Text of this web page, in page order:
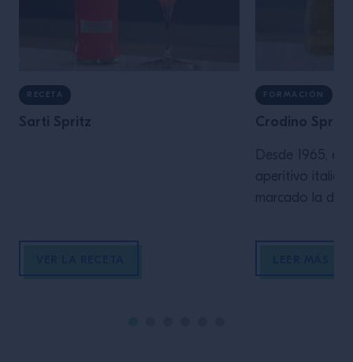
RECETA
Sarti Spritz
FORMACIÓN
Crodino Spritz
Desde 1965,
aperitivo
marcado la
botánicos que